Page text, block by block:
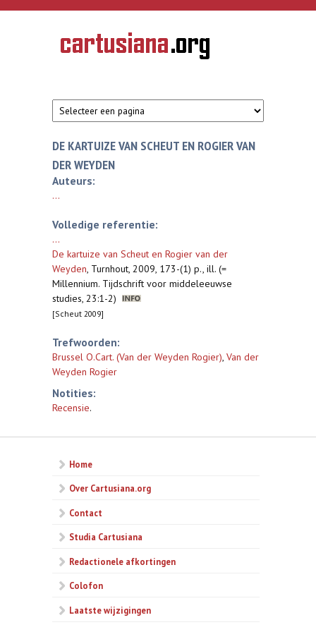
Overslaan en naar de inhoud gaan
CARTUSIANA
Geschiedenis
van de
DE KARTUIZE VAN SCHEUT EN ROGIER VAN
DER WEYDEN
Auteurs:
...
Volledige referentie:
...
De kartuize van Scheut en Rogier van der
Weyden, Turnhout, 2009, 173-(1) p., ill. (=
Millennium. Tijdschrift voor middeleeuwse
studies, 23:1-2)
[Scheut 2009]
Trefwoorden:
Brussel O.Cart. (Van der Weyden Rogier), Van der
Weyden Rogier
Notities:
Recensie.
Home
Over Cartusiana.org
Contact
Studia Cartusiana
Redactionele afkortingen
Colofon
Laatste wijzigingen